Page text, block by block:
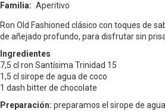
Familia Aperitivo
Ron Old Fashioned clásico con toques de
de añejado profundo, para disfrutar sin
Ingredientes
7,5 cl ron Santísima Trinidad 15
1,5 cl sirope de agua de coco
1 dash bitter de chocolate
Preparación: preparamos el sirope de